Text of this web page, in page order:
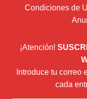
Condiciones de
¡Atención!
Introduce tu correo
cada